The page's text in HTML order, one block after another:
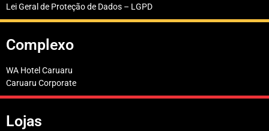
Lei Geral de Proteção de Dados – LGPD
Complexo
WA Hotel Caruaru
Caruaru Corporate
Lojas